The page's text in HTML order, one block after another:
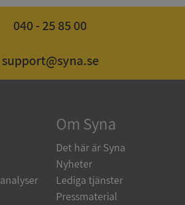
040 - 25 85 00
support@syna.se
Om Syna
Det här är Syna
Nyheter
Lediga tjänster
Pressmaterial
Prestanda
Inriktning
Funktioner
Oklassificerade
Webbplatsen kan inte
Microsoft
de.syna.se